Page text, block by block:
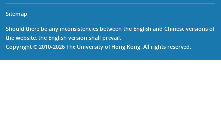
Sitemap
Should there be any inconsistencies between the English and Chinese versions of
the website, the English version shall prevail.
Copyright © 2010-2026 The University of Hong Kong. All rights reserved.